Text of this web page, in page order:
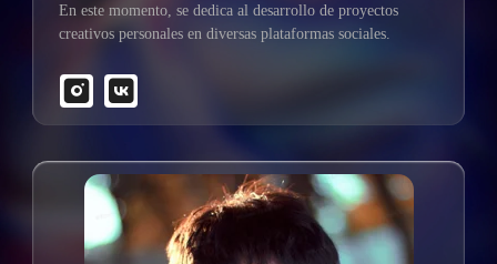
En este momento, se dedica al desarrollo de proyectos
creativos personales en diversas plataformas sociales.